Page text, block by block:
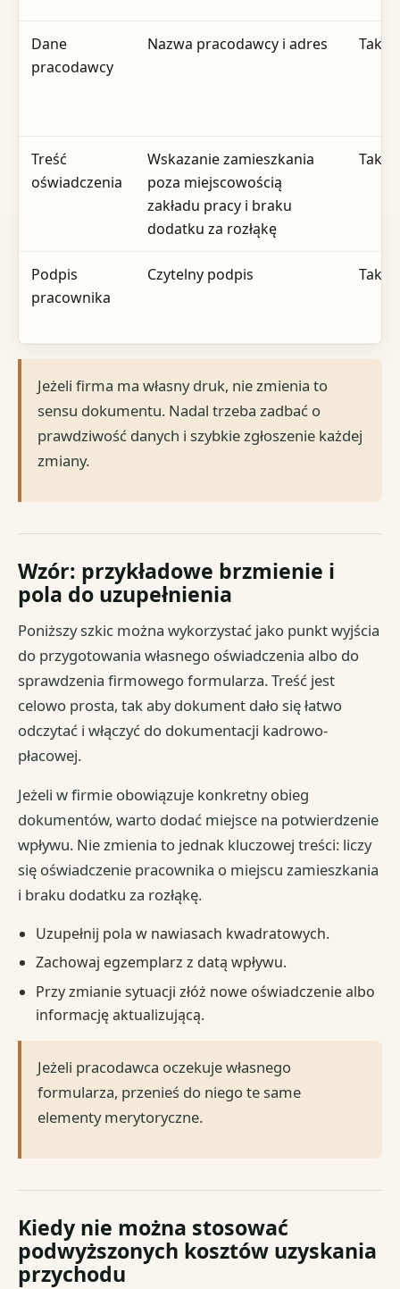
Dane
pracodawcy
Nazwa pracodawcy i adres Tak
Treść
oświadczenia
Wskazanie zamieszkania
poza miejscowością
zakładu pracy i braku
dodatku za rozłąkę
Tak
Podpis
pracownika
Czytelny podpis Tak
Jeżeli firma ma własny druk, nie zmienia to
sensu dokumentu. Nadal trzeba zadbać o
prawdziwość danych i szybkie zgłoszenie każdej
zmiany.
Wzór: przykładowe brzmienie i
pola do uzupełnienia
Poniższy szkic można wykorzystać jako punkt wyjścia
do przygotowania własnego oświadczenia albo do
sprawdzenia firmowego formularza. Treść jest
celowo prosta, tak aby dokument dało się łatwo
odczytać i włączyć do dokumentacji kadrowo-
płacowej.
Jeżeli w firmie obowiązuje konkretny obieg
dokumentów, warto dodać miejsce na potwierdzenie
wpływu. Nie zmienia to jednak kluczowej treści: liczy
się oświadczenie pracownika o miejscu zamieszkania
i braku dodatku za rozłąkę.
Uzupełnij pola w nawiasach kwadratowych.
Zachowaj egzemplarz z datą wpływu.
Przy zmianie sytuacji złóż nowe oświadczenie albo
informację aktualizującą.
Jeżeli pracodawca oczekuje własnego
formularza, przenieś do niego te same
elementy merytoryczne.
Kiedy nie można stosować
podwyższonych kosztów uzyskania
przychodu